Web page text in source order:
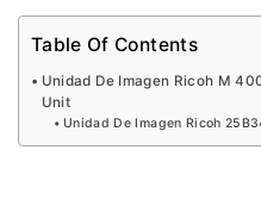
Table Of Contents
Unidad De Imagen Ricoh M
Unit
Unidad De Imagen Ricoh